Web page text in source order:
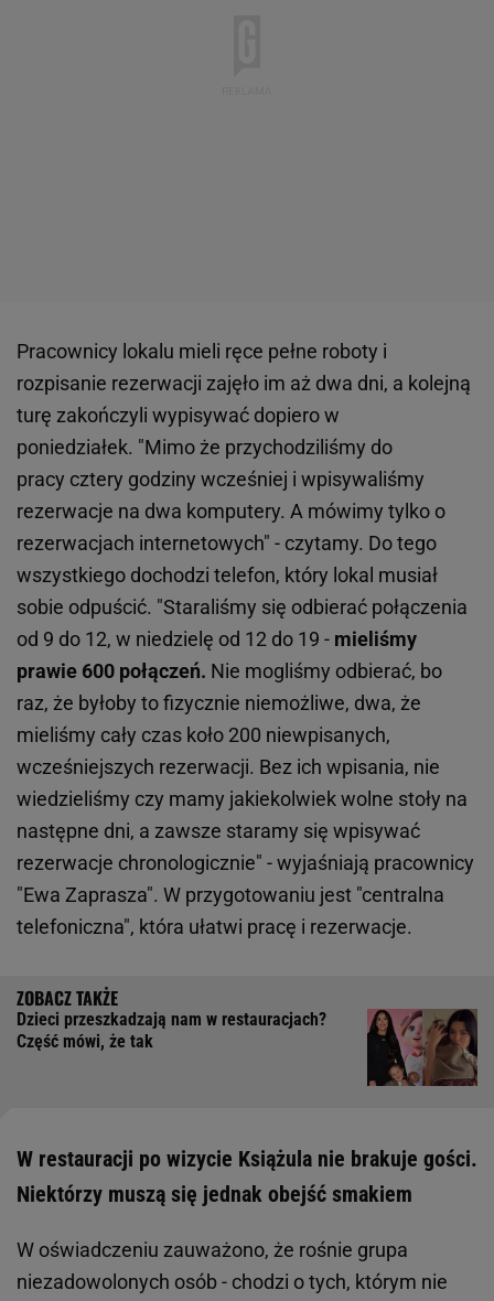
Pracownicy lokalu mieli ręce pełne roboty i
rozpisanie rezerwacji zajęło im aż dwa dni, a kolejną
turę zakończyli wypisywać dopiero w
poniedziałek. "Mimo że przychodziliśmy do
pracy cztery godziny wcześniej i wpisywaliśmy
rezerwacje na dwa komputery. A mówimy tylko o
rezerwacjach internetowych" - czytamy. Do tego
wszystkiego dochodzi telefon, który lokal musiał
sobie odpuścić. "Staraliśmy się odbierać połączenia
od 9 do 12, w niedzielę od 12 do 19 - mieliśmy
prawie 600 połączeń. Nie mogliśmy odbierać, bo
raz, że byłoby to fizycznie niemożliwe, dwa, że
mieliśmy cały czas koło 200 niewpisanych,
wcześniejszych rezerwacji. Bez ich wpisania, nie
wiedzieliśmy czy mamy jakiekolwiek wolne stoły na
następne dni, a zawsze staramy się wpisywać
rezerwacje chronologicznie" - wyjaśniają pracownicy
"Ewa Zaprasza". W przygotowaniu jest "centralna
telefoniczna", która ułatwi pracę i rezerwacje.
Dzieci przeszkadzają nam w restauracjach?
Część mówi, że tak
W restauracji po wizycie Książula nie brakuje gości.
Niektórzy muszą się jednak obejść smakiem
W oświadczeniu zauważono, że rośnie grupa
niezadowolonych osób - chodzi o tych, którym nie